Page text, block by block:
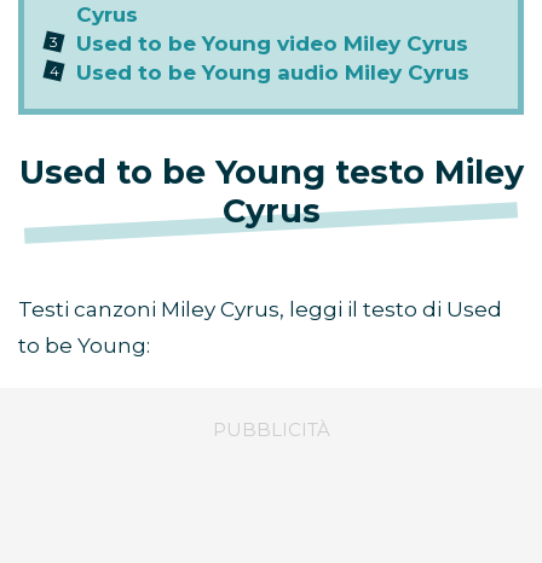
Cyrus
Used to be Young video Miley Cyrus
Used to be Young audio Miley Cyrus
Used to be Young testo Miley
Cyrus
Testi canzoni Miley Cyrus, leggi il testo di Used
to be Young: